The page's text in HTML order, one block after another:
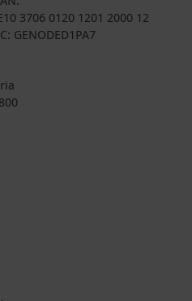
3706 0120 1201 2000 12
GENODED1PA7